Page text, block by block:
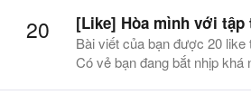
20 [Like] Hòa mình với tập
Bài viết của bạn được 20
Có vẻ bạn đang bắt nhịp khá